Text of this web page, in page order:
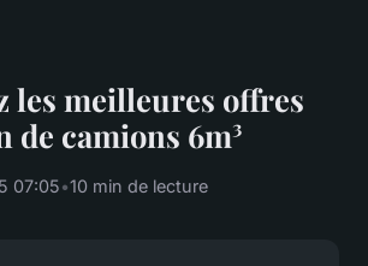
les meilleures offres
de camions 6m³
07:05•10 min de lecture